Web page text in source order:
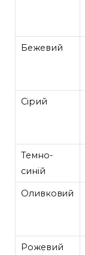
Бежевий
Сірий
Темно-
синій
Оливковий
Рожевий